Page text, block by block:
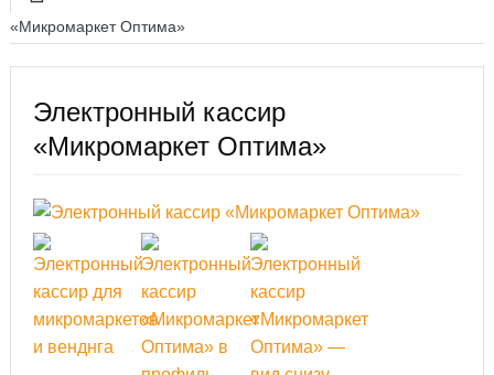
Главная
«Микромаркет Оптима»
Электронный кассир
«Микромаркет Оптима»